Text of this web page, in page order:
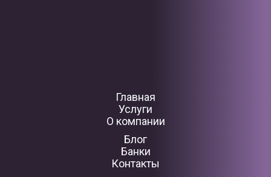
Главная
Услуги
О компании
Блог
Банки
Контакты